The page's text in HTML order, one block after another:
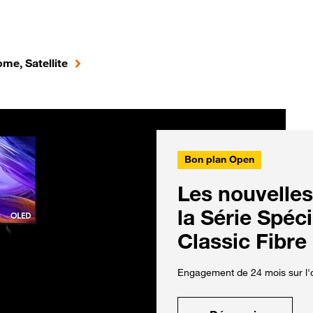
Satellite
Bon plan Open
Les nouvelles
la Série
Classic Fibre
Engagement de 24 mois sur